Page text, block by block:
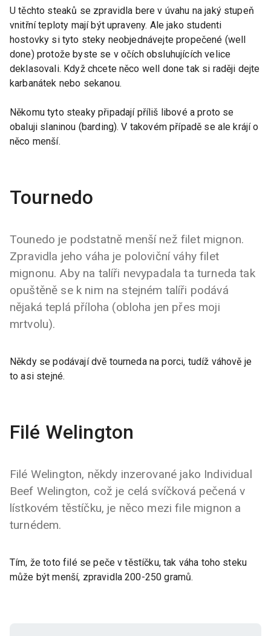
U těchto steaků se zpravidla bere v úvahu na jaký stupeň
vnitřní teploty mají být upraveny. Ale jako studenti
hostovky si tyto steky neobjednávejte propečené (well
done) protože byste se v očích obsluhujících velice
deklasovali. Když chcete něco well done tak si raději dejte
karbanátek nebo sekanou.
Někomu tyto steaky připadají příliš libové a proto se
obaluji slaninou (barding). V takovém případě se ale krájí o
něco menší.
Tournedo
Tounedo je podstatně menší než filet mignon.
Zpravidla jeho váha je poloviční váhy filet
mignonu. Aby na talíři nevypadala ta turneda tak
opuštěně se k nim na stejném talíři podává
nějaká teplá příloha (obloha jen přes moji
mrtvolu).
Někdy se podávají dvě tourneda na porci, tudíž váhově je
to asi stejné.
Filé Welington
Filé Welington, někdy inzerované jako Individual
Beef Welington, což je celá svíčková pečená v
lístkovém těstíčku, je něco mezi file mignon a
turnédem.
Tím, že toto filé se peče v těstíčku, tak váha toho steku
může být menší, zpravidla 200-250 gramů.